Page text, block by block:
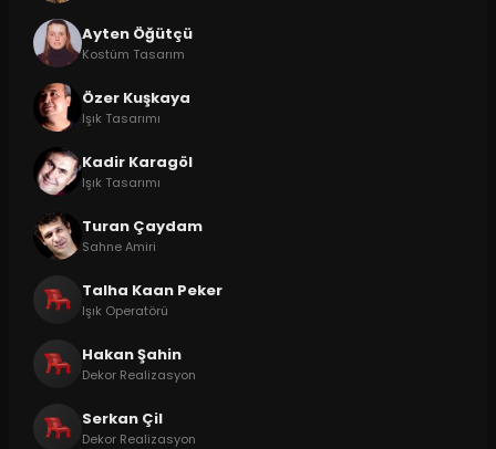
Ayten Öğütçü
Kostüm Tasarım
Özer Kuşkaya
Işık Tasarımı
Kadir Karagöl
Işık Tasarımı
Turan Çaydam
Sahne Amiri
Talha Kaan Peker
Işık Operatörü
Hakan Şahin
Dekor Realizasyon
Serkan Çil
Dekor Realizasyon